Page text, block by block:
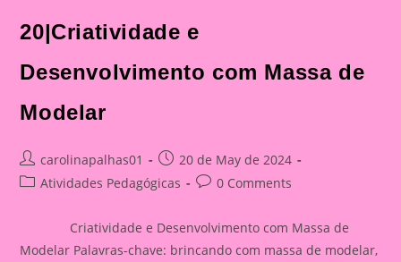
20|Criatividade e
Desenvolvimento com Massa de
Modelar
Post
author:
carolinapalhas01
Post
published:
20 de May de 2024
PostAtividades Pedagógicas
Post0 Comments
Criatividade e Desenvolvimento com Massa de
Modelar Palavras-chave: brincando com massa de modelar,